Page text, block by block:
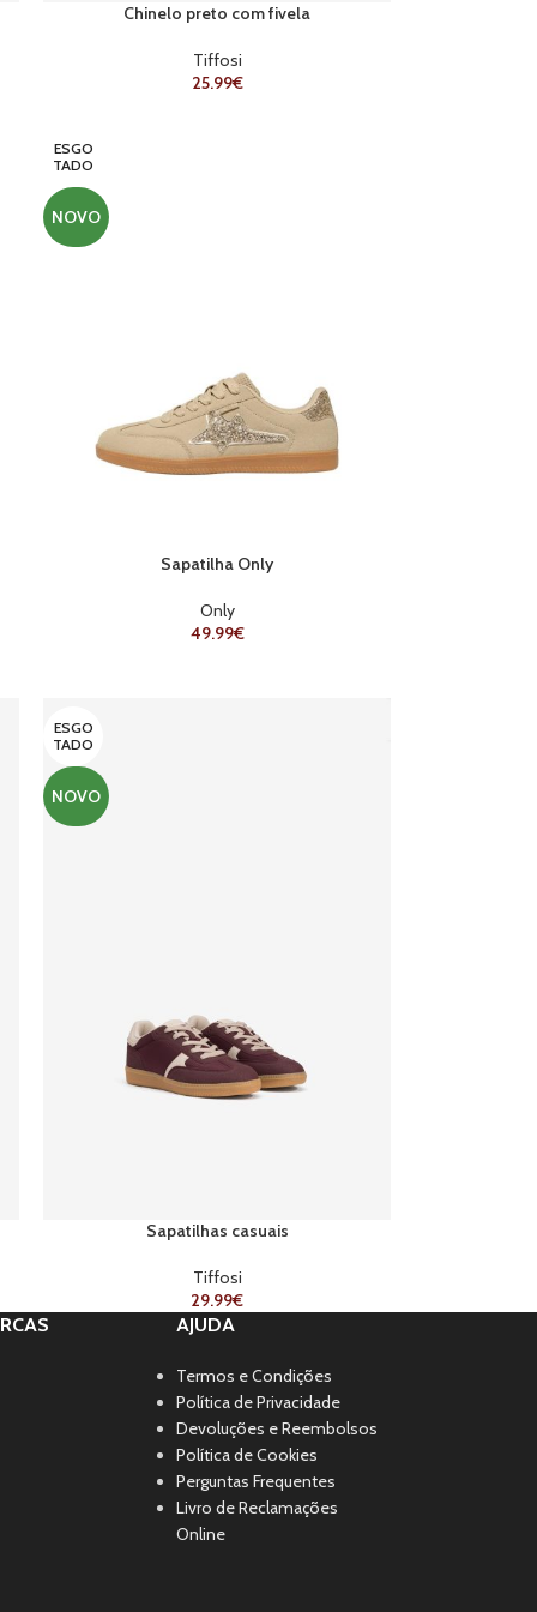
Chinelo preto com fivela
Tiffosi
25.99€
ESGO
TADO
NOVO
Sapatilha Only
Only
49.99€
ESGO
TADO
NOVO
Sapatilhas casuais
Tiffosi
29.99€
AJUDA
Termos e Condições
Política de Privacidade
Devoluções e Reembolsos
Política de Cookies
Perguntas Frequentes
Livro de Reclamações
Online